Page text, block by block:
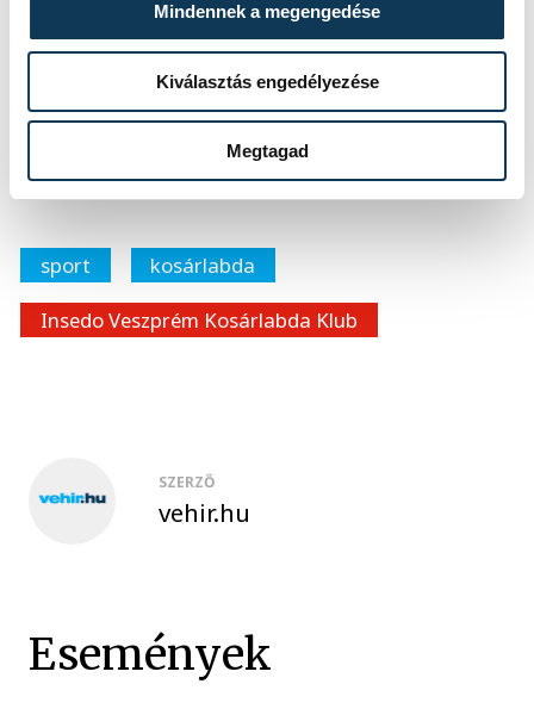
Mindennek a megengedése
Kiválasztás engedélyezése
Megtagad
dolgozni kell tovább, hiszen kemény
mérkőzések várnak ránk. Remélem, ez volt
az utolsó figyelmeztetés számunkra, hogy
ebben a bajnokságban kevés tűzzel nem
lehet meccset nyerni.
sport
kosárlabda
Insedo Veszprém Kosárlabda Klub
SZERZŐ
vehir.hu
Események